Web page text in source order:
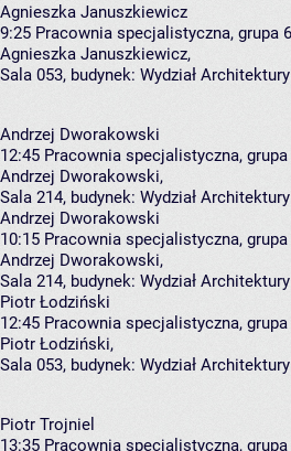
Agnieszka Januszkiewicz
9:25 Pracownia specjalistyczna, grupa 6
Agnieszka Januszkiewicz,
Sala 053, budynek: Wydział
Andrzej Dworakowski
12:45 Pracownia specjalistyczna, grupa
Andrzej Dworakowski,
Sala 214, budynek: Wydział
Andrzej Dworakowski
10:15 Pracownia specjalistyczna, grupa
Andrzej Dworakowski,
Sala 214, budynek: Wydział
Piotr Łodziński
12:45 Pracownia specjalistyczna, grupa
Piotr Łodziński,
Sala 053, budynek: Wydział
Piotr Trojniel
13:35 Pracownia specjalistyczna, grupa